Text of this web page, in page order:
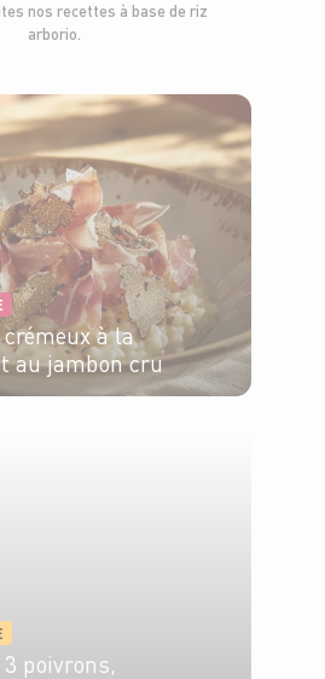
nos recettes à base de riz
arborio.
à la
au jambon cru
poivrons,